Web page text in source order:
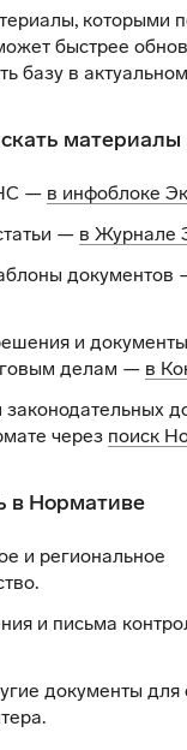
которыми
быстрее
базу в
материалы
— в инфоблоке
— в Журнале
документов
и
делам — в
через поиск
в Нормативе
и региональное
и письма
документы для